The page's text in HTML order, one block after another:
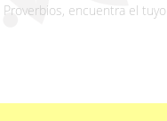
encuentra el tuyo